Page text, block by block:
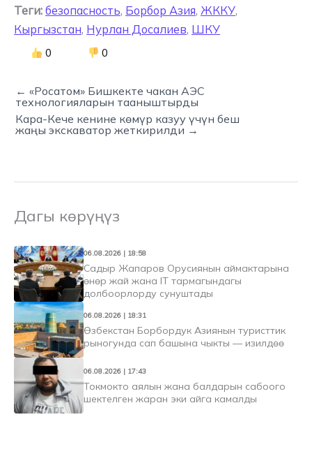
Теги: безопасность, Борбор Азия, ЖККУ,
Кыргызстан, Нурлан Досалиев, ШКУ
0 0
← «Росатом» Бишкекте чакан АЭС
технологияларын тааныштырды
Кара-Кече кенине көмүр казуу үчүн беш
жаңы экскаватор жеткирилди →
Дагы көрүңүз
06.08.2026 | 18:58
Садыр Жапаров Орусиянын аймактарына
өнөр жай жана IT тармагындагы
долбоорлорду сунуштады
06.08.2026 | 18:31
Өзбекстан Борбордук Азиянын туристтик
рыногунда сап башына чыкты — изилдөө
06.08.2026 | 17:43
Токмокто аялын жана балдарын сабоого
шектелген жаран эки айга камалды